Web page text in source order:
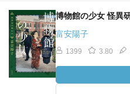
博物館の少女 怪異
富安陽子
1399 3.80